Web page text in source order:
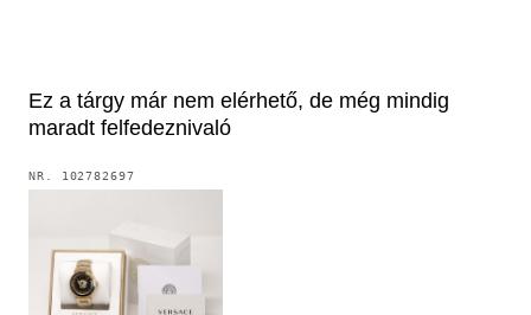
Ez a tárgy már nem elérhető, de még mindig
maradt felfedeznivaló
NR. 102782697